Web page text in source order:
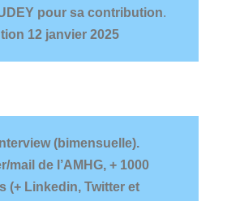
pour sa contribution.
12 janvier 2025
(bimensuelle).
mail de l’AMHG, + 1000
(+ Linkedin, Twitter et